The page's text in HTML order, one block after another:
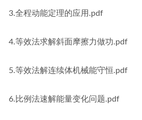
3.全程动能定理的应用.pdf
4.等效法求解斜面摩擦力做功.pdf
5.等效法解连续体机械能守恒.pdf
6.比例法速解能量变化问题.pdf